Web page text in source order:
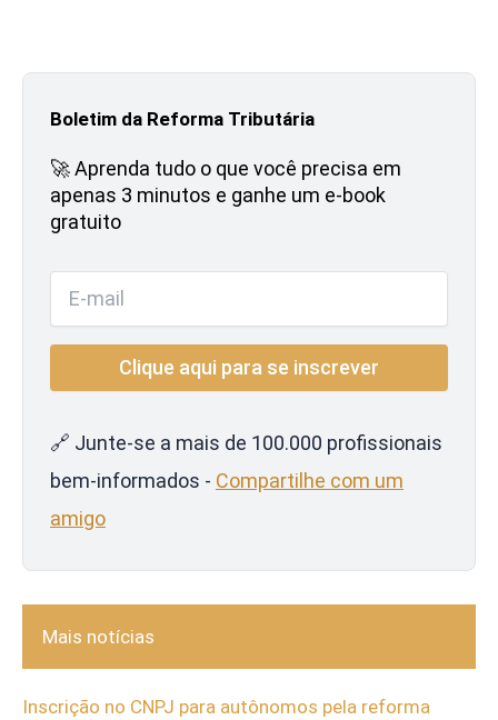
Boletim da Reforma Tributária
🚀 Aprenda tudo o que você precisa em
apenas 3 minutos e ganhe um e-book
gratuito
🔗 Junte-se a mais de 100.000 profissionais
bem-informados - Compartilhe com um
amigo
Mais notícias
Inscrição no CNPJ para autônomos pela reforma